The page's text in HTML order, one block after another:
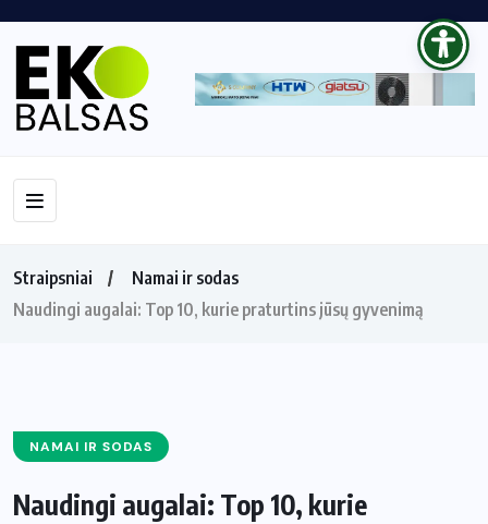
Straipsniai
Namai ir sodas
Naudingi augalai: Top 10, kurie praturtins jūsų gyvenimą
NAMAI IR SODAS
Naudingi augalai: Top 10, kurie